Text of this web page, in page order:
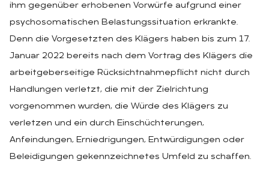
ihm gegenüber erhobenen Vorwürfe aufgrund einer
psychosomatischen Belastungssituation erkrankte.
Denn die Vorgesetzten des Klägers haben bis zum 17.
Januar 2022 bereits nach dem Vortrag des Klägers die
arbeitgeberseitige Rücksichtnahmepflicht nicht durch
Handlungen verletzt, die mit der Zielrichtung
vorgenommen wurden, die Würde des Klägers zu
verletzen und ein durch Einschüchterungen,
Anfeindungen, Erniedrigungen, Entwürdigungen oder
Beleidigungen gekennzeichnetes Umfeld zu schaffen.